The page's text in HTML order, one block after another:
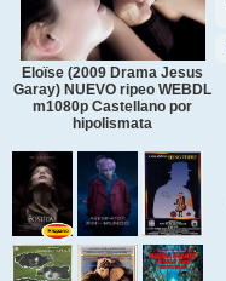
Eloïse (2009 Drama Jesus
Garay) NUEVO ripeo WEBDL
m1080p Castellano por
hipolismata